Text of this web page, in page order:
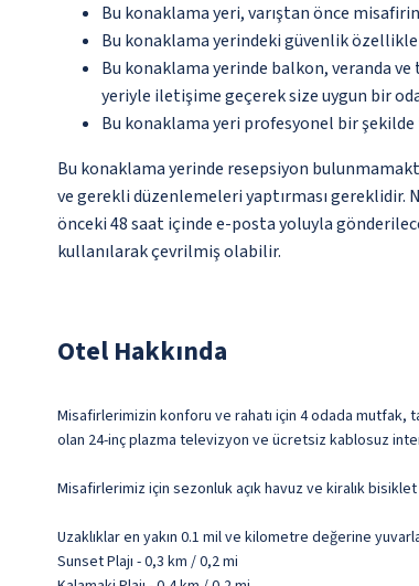
Bu konaklama yeri, varıştan önce
Bu konaklama yerindeki güvenlik
Bu konaklama yerinde balkon, veranda
yeriyle iletişime geçerek size uygun bir
Bu konaklama yeri profesyonel bir
Bu konaklama yerinde resepsiyon
ve gerekli düzenlemeleri yaptırması gereklidir.
önceki 48 saat içinde e-posta yoluyla
kullanılarak çevrilmiş olabilir.
Otel Hakkında
Misafirlerimizin konforu ve rahatı için 4 odada mutfak,
olan 24-inç plazma televizyon ve ücretsiz kablosuz
Misafirlerimiz için sezonluk açık havuz ve kiralık
Uzaklıklar en yakın 0.1 mil ve kilometre değerine
Sunset Plajı - 0,3 km / 0,2 mi